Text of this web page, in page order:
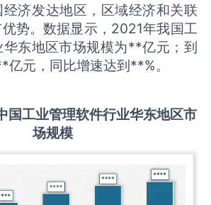
济发达地区，区域经济和关联
势。数据显示，2021年我国工
华东地区市场规模为**亿元；到
元，同比增速达到**%。
国工业管理软件行业华东地区市
场规模